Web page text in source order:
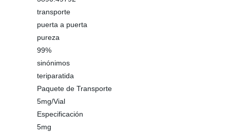
transporte
puerta a puerta
pureza
99%
sinónimos
teriparatida
Paquete de Transporte
5mg/Vial
Especificación
5mg